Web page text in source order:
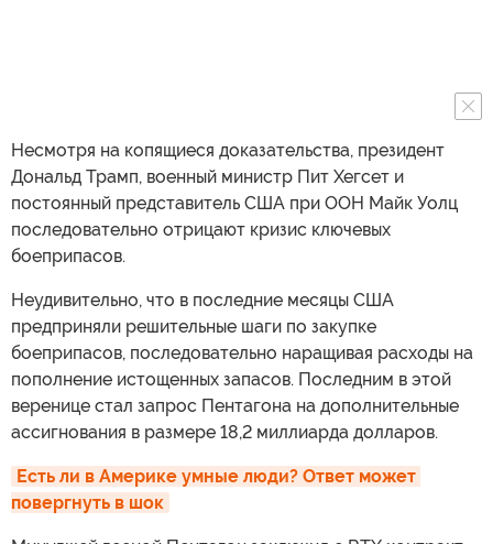
Несмотря на копящиеся доказательства, президент
Дональд Трамп, военный министр Пит Хегсет и
постоянный представитель США при ООН Майк Уолц
последовательно отрицают кризис ключевых
боеприпасов.
Неудивительно, что в последние месяцы США
предприняли решительные шаги по закупке
боеприпасов, последовательно наращивая расходы на
пополнение истощенных запасов. Последним в этой
веренице стал запрос Пентагона на дополнительные
ассигнования в размере 18,2 миллиарда долларов.
Есть ли в Америке умные люди? Ответ может
повергнуть в шок